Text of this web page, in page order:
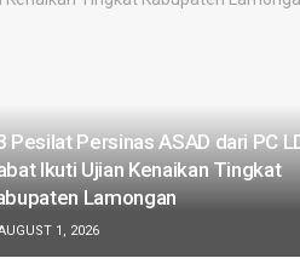
Pesilat Persinas ASAD dari PC
Ikuti Ujian Kenaikan Tingkat
Lamongan
1, 2026